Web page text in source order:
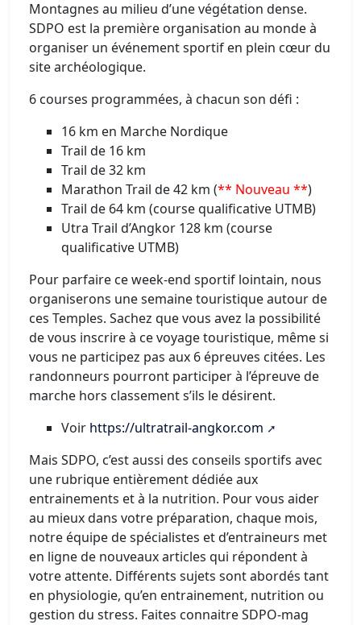
Montagnes au milieu d’une végétation dense.
SDPO est la première organisation au monde à
organiser un événement sportif en plein cœur du
site archéologique.
6 courses programmées, à chacun son défi :
16 km en Marche Nordique
Trail de 16 km
Trail de 32 km
Marathon Trail de 42 km (** Nouveau **)
Trail de 64 km (course qualificative UTMB)
Utra Trail d’Angkor 128 km (course
qualificative UTMB)
Pour parfaire ce week-end sportif lointain, nous
organiserons une semaine touristique autour de
ces Temples. Sachez que vous avez la possibilité
de vous inscrire à ce voyage touristique, même si
vous ne participez pas aux 6 épreuves citées. Les
randonneurs pourront participer à l’épreuve de
marche hors classement s’ils le désirent.
Voir https://ultratrail-angkor.com
Mais SDPO, c’est aussi des conseils sportifs avec
une rubrique entièrement dédiée aux
entrainements et à la nutrition. Pour vous aider
au mieux dans votre préparation, chaque mois,
notre équipe de spécialistes et d’entraineurs met
en ligne de nouveaux articles qui répondent à
votre attente. Différents sujets sont abordés tant
en physiologie, qu’en entrainement, nutrition ou
gestion du stress. Faites connaitre SDPO-mag